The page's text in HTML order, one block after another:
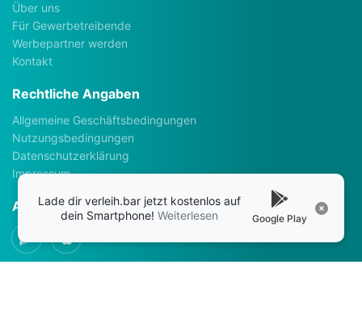
Über uns
Für Gewerbetreibende
Werbepartner werden
Kontakt
Rechtliche Angaben
Allgemeine Geschäftsbedingungen
Nutzungsbedingungen
Datenschutzerklärung
Impressum
AppsLade dir verleih.bar jetzt kostenlos auf
dein Smartphone! Weiterlesen Google Play